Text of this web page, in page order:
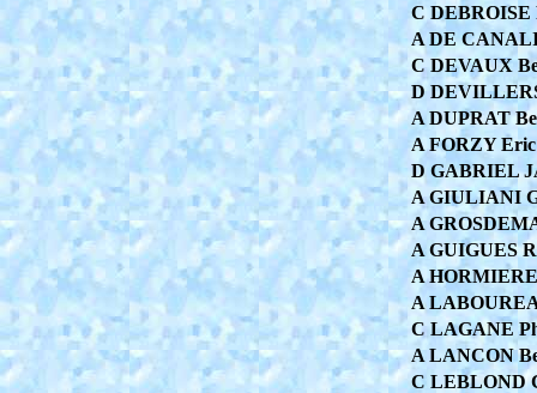
C DEBROISE
A DE
C DEVAUX
D
A DUPRAT
A FORZY Eric
D GABRIEL
A GIULIANI
A
A GUIGUES
A
A
C LAGANE
A LANCON
C LEBLOND